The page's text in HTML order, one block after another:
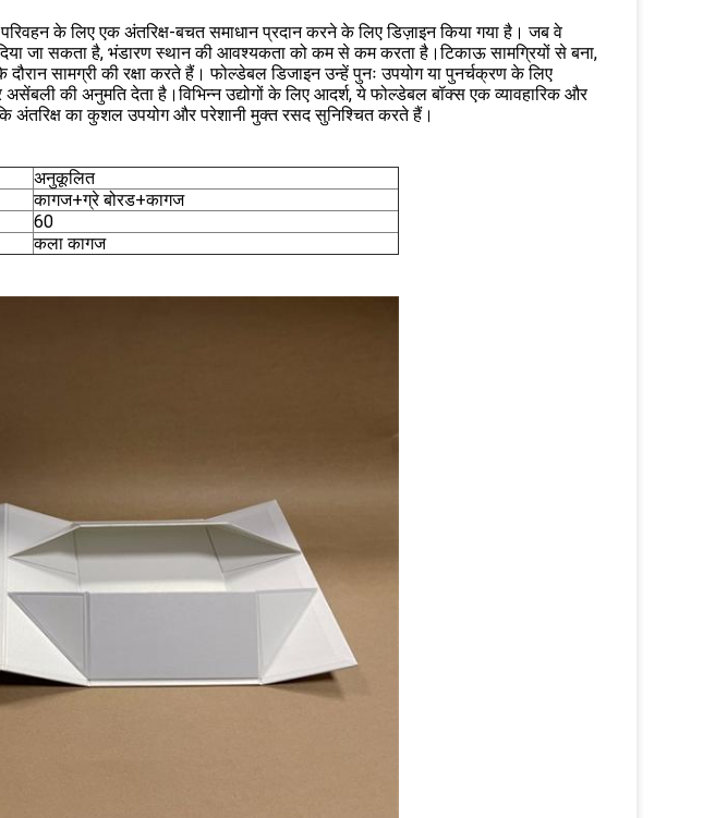
के लिए एक अंतरिक्ष-बचत समाधान प्रदान करने के लिए डिज़ाइन किया गया है। जब वे
जा सकता है, भंडारण स्थान की आवश्यकता को कम से कम करता है।टिकाऊ सामग्रियों से बना,
सामग्री की रक्षा करते हैं। फोल्डेबल डिजाइन उन्हें पुनः उपयोग या पुनर्चक्रण के लिए
की अनुमति देता है।विभिन्न उद्योगों के लिए आदर्श, ये फोल्डेबल बॉक्स एक व्यावहारिक और
अंतरिक्ष का कुशल उपयोग और परेशानी मुक्त रसद सुनिश्चित करते हैं।
अनुकूलित
कागज+ग्रे बोरड+कागज
60
कला कागज